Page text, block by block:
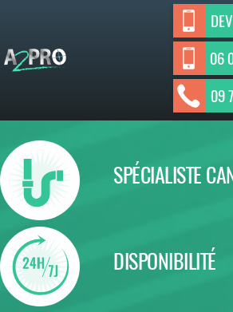
contenu
06
09
ASSAINISSEMENT
COLLECTIF
SPÉCIALISTE
DISPONIBILITÉ